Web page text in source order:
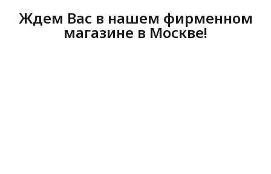
Ждем Вас в нашем фирменном
магазине в Москве!